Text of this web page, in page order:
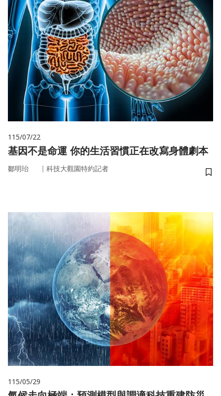
115/07/22
基因不是命運 你的生活習慣正在改寫身體劇本
鄒明珆 ｜ 科技大觀園特約記者
儲
115/05/29